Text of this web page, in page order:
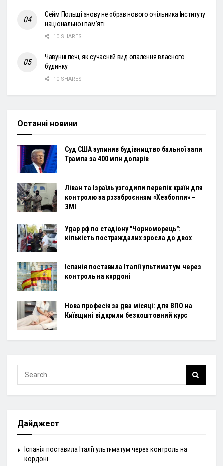
Сейм Польщі знову не обрав нового очільника Інституту
національної пам’яті
10 SHARES
Чавунні печі, як сучасний вид опалення власного
будинку
10 SHARES
Останні новини
Суд США зупинив будівництво бальної зали
Трампа за 400 млн доларів
Ліван та Ізраїль узгодили перелік країн для
контролю за роззброєнням «Хезболли» –
ЗМІ
Удар рф по стадіону "Чорноморець":
кількість постраждалих зросла до двох
Іспанія поставила Італії ультиматум через
контроль на кордоні
Нова професія за два місяці: для ВПО на
Київщині відкрили безкоштовний курс
Дайджест
Іспанія поставила Італії ультиматум через контроль на
кордоні